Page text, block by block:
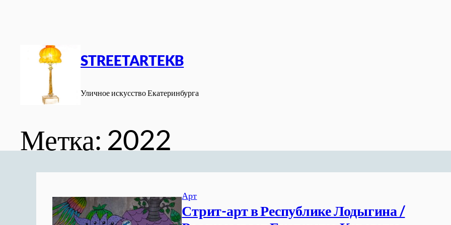
STREETARTEKB
Уличное искусство Екатеринбурга
Метка: 2022
Арт
Стрит-арт в Республике Лодыгина /